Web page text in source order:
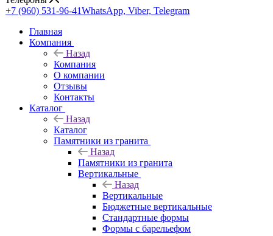
+7 (960) 531-96-41WhatsApp, Viber, Telegram
Главная
Компания
Назад
Компания
О компании
Отзывы
Контакты
Каталог
Назад
Каталог
Памятники из гранита
Назад
Памятники из гранита
Вертикальные
Назад
Вертикальные
Бюджетные вертикальные
Стандартные формы
Формы с барельефом